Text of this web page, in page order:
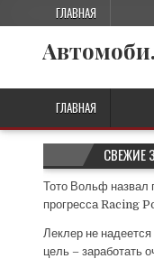
ГЛАВНАЯ
ГЛАВНАЯ
СВЕЖИЕ
Тото Вольф назвал
прогресса Racing
Леклер не
цель – заработать